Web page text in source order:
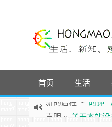
首页 生活
声明~关于本站没